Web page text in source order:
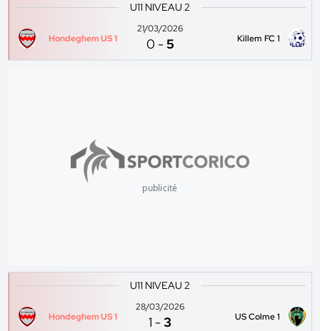
U11 NIVEAU 2
Hondeghem US 1
21/03/2026
0 -5 Killem FC 1
publicité
U11 NIVEAU 2
Hondeghem US 1
28/03/2026
1 -3 US Colme 1